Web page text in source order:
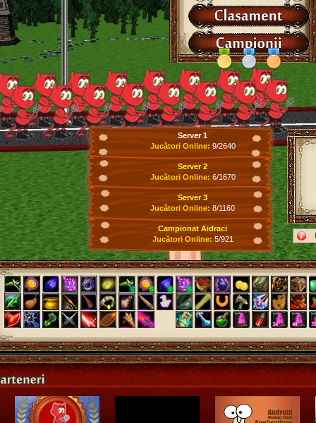
Server 1
Jucători Online: 9/2640
Server 2
Jucători Online: 6/1670
Server 3
Jucători Online: 8/1160
Campionat Aidraci
Jucători Online: 5/921